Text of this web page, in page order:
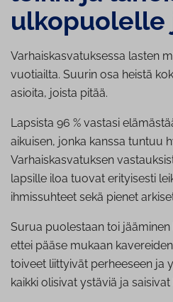
ul­ko­puo­lel­le
Varhaiskasvatuksessa lasten
vuotiailta. Suurin osa heistä
asioita, joista pitää.
Lapsista 96 % vastasi
aikuisen, jonka kanssa tuntuu
Varhaiskasvatuksen
lapsille iloa tuovat erityisesti
ihmissuhteet sekä pienet
Surua puolestaan toi
ettei pääse mukaan
toiveet liittyivät perheeseen ja
kaikki olisivat ystäviä ja